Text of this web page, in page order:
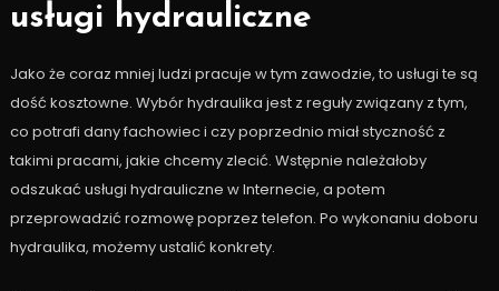
usługi hydrauliczne
Jako że coraz mniej ludzi pracuje w tym zawodzie, to usługi te są
dość kosztowne. Wybór hydraulika jest z reguły związany z tym,
co potrafi dany fachowiec i czy poprzednio miał styczność z
takimi pracami, jakie chcemy zlecić. Wstępnie należałoby
odszukać usługi hydrauliczne w Internecie, a potem
przeprowadzić rozmowę poprzez telefon. Po wykonaniu doboru
hydraulika, możemy ustalić konkrety.